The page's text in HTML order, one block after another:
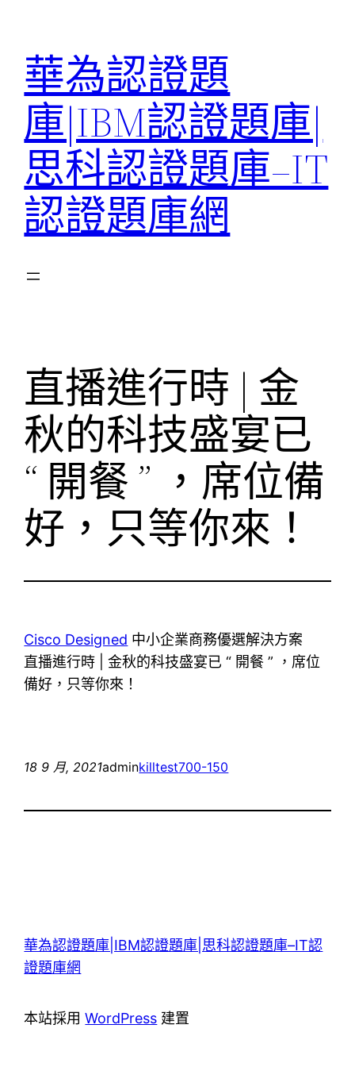
華為認證題
庫|IBM認證題庫|
思科認證題庫–IT
認證題庫網
直播進行時 | 金
秋的科技盛宴已
“ 開餐 ” ，席位備
好，只等你來！
Cisco Designed 中小企業商務優選解決方案
直播進行時 | 金秋的科技盛宴已 “ 開餐 ” ，席位
備好，只等你來！
18 9 月, 2021adminkilltest700-150
華為認證題庫|IBM認證題庫|思科認證題庫–IT認
證題庫網
本站採用WordPress 建置